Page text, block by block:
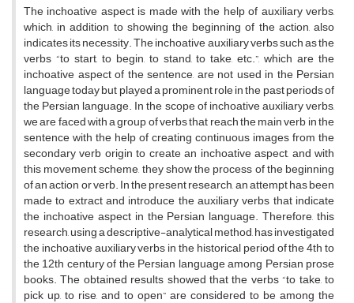
The inchoative aspect is made with the help of auxiliary verbs,
which, in addition to showing the beginning of the action, also
indicates its necessity. The inchoative auxiliary verbs such as the
verbs “to start, to begin, to stand, to take, etc.”, which are the
inchoative aspect of the sentence, are not used in the Persian
language today but played a prominent role in the past periods of
the Persian language. In the scope of inchoative auxiliary verbs,
we are faced with a group of verbs that reach the main verb in the
sentence with the help of creating continuous images from the
secondary verb origin to create an inchoative aspect, and with
this movement scheme, they show the process of the beginning
of an action or verb. In the present research, an attempt has been
made to extract and introduce the auxiliary verbs that indicate
the inchoative aspect in the Persian language. Therefore, this
research, using a descriptive-analytical method, has investigated
the inchoative auxiliary verbs in the historical period of the 4th to
the 12th century of the Persian language among Persian prose
books. The obtained results showed that the verbs “to take, to
pick up, to rise, and to open” are considered to be among the